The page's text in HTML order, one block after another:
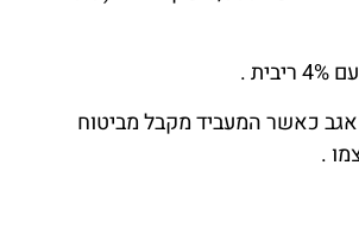
.
כאשר המעביד מקבל מביטוח
.